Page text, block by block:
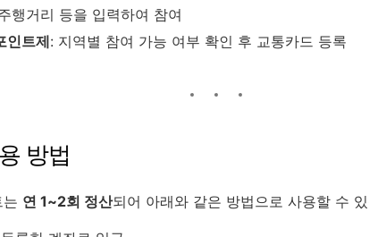
행거리 등을 입력하여 참여
인트제: 지역별 참여 가능 여부 확인 후 교통카드 등록
방법
연 1~2회 정산되어 아래와 같은 방법으로 사용할 수